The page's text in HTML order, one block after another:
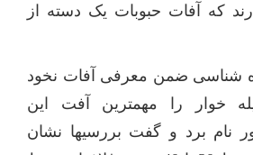
که آفات حبوبات یک دسته از
ضمن معرفی آفات نخود
خوار را مهمترین آفت این
نام برد و گفت بررسیها نشان